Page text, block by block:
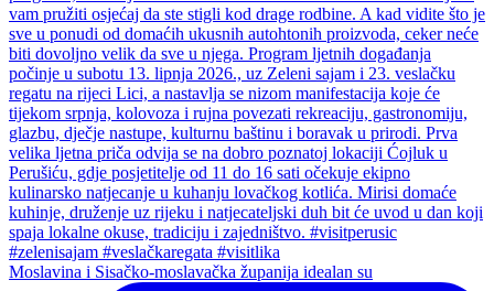
Moslavina i Sisačko-moslavačka županija idealan su